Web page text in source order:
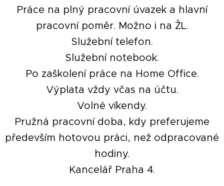
Práce na plný pracovní úvazek a hlavní
pracovní poměr. Možno i na ŽL.
Služební telefon.
Služební notebook.
Po zaškolení práce na Home Office.
Výplata vždy včas na účtu.
Volné víkendy.
Pružná pracovní doba, kdy preferujeme
především hotovou práci, než odpracované
hodiny.
Kancelář Praha 4.